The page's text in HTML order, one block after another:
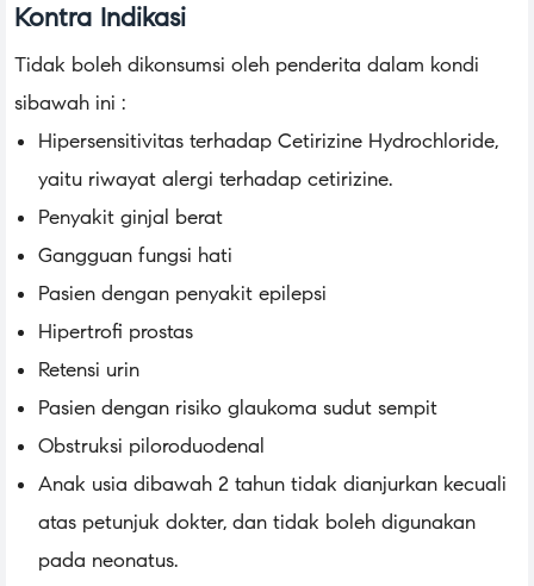
Kontra Indikasi
Tidak boleh dikonsumsi oleh penderita dalam kondi
sibawah ini :
Hipersensitivitas terhadap Cetirizine Hydrochloride,
yaitu riwayat alergi terhadap cetirizine.
Penyakit ginjal berat
Gangguan fungsi hati
Pasien dengan penyakit epilepsi
Hipertrofi prostas
Retensi urin
Pasien dengan risiko glaukoma sudut sempit
Obstruksi piloroduodenal
Anak usia dibawah 2 tahun tidak dianjurkan kecuali
atas petunjuk dokter, dan tidak boleh digunakan
pada neonatus.